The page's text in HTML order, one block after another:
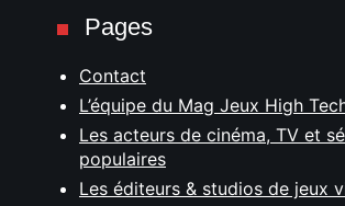
Pages
Contact
L’équipe du Mag Jeux High
Les acteurs de cinéma, TV et
populaires
Les éditeurs & studios de jeux